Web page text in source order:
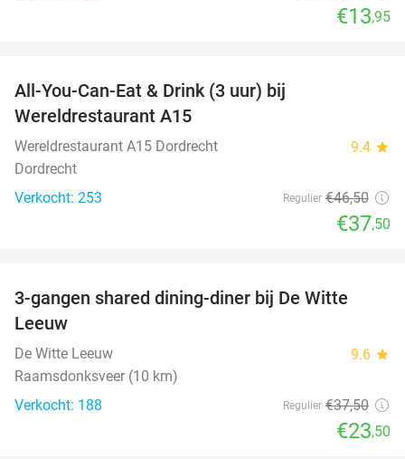
€13,95
All-You-Can-Eat & Drink (3 uur) bij
Wereldrestaurant A15
Wereldrestaurant A15 Dordrecht 9.4 star
Dordrecht
Verkocht: 253
Regulier €46,50
€37,50
3-gangen shared dining-diner bij De Witte
Leeuw
De Witte Leeuw 9.6 star
Raamsdonksveer (10 km)
Verkocht: 188
Regulier €37,50
€23,50